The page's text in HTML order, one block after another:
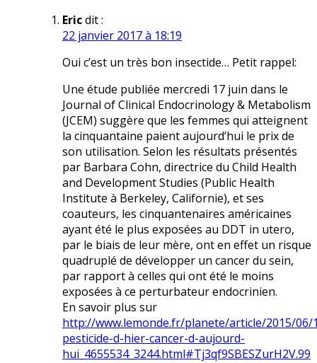
Ericdit :
22 janvier 2017 à 18:19
Oui c’est un très bon insectide… Petit rappel:
Une étude publiée mercredi 17 juin dans le
Journal of Clinical Endocrinology & Metabolism
(JCEM) suggère que les femmes qui atteignent
la cinquantaine paient aujourd’hui le prix de
son utilisation. Selon les résultats présentés
par Barbara Cohn, directrice du Child Health
and Development Studies (Public Health
Institute à Berkeley, Californie), et ses
coauteurs, les cinquantenaires américaines
ayant été le plus exposées au DDT in utero,
par le biais de leur mère, ont en effet un risque
quadruplé de développer un cancer du sein,
par rapport à celles qui ont été le moins
exposées à ce perturbateur endocrinien.
En savoir plus sur
http://www.lemonde.fr/planete/article/2015/06/
pesticide-d-hier-cancer-d-aujourd-
hui_4655534_3244.html#Tj3qf9SBESZurH2V.99